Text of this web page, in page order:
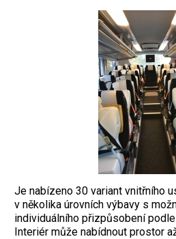
Je nabízeno 30 variant vnitřního
v několika úrovních výbavy s
individuálního přizpůsobení
Interiér může nabídnout prostor